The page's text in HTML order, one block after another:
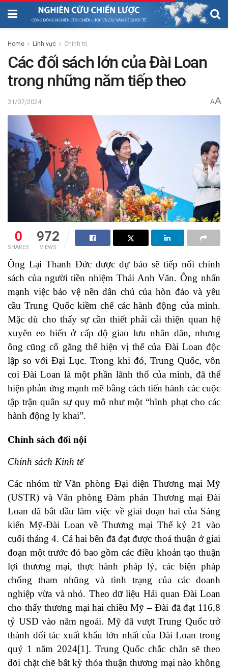
Home Lĩnh vực Chính trị
Các đối sách lớn của Đài Loan
trong những năm tiếp theo
31/07/2024 AA
0
SHARES
972
VIEWS
Ông Lại Thanh Đức được dự báo sẽ tiếp nối chính
sách của người tiền nhiệm Thái Anh Văn. Ông nhấn
mạnh việc bảo vệ nền dân chủ của hòn đảo và yêu
cầu Trung Quốc kiềm chế các hành động của mình.
Mặc dù cho thấy sự cần thiết phải cải thiện quan hệ
xuyên eo biển ở cấp độ giao lưu nhân dân, nhưng
ông cũng cố gắng thể hiện vị thế của Đài Loan độc
lập so với Đại Lục. Trong khi đó, Trung Quốc, vốn
coi Đài Loan là một phần lãnh thổ của mình, đã thể
hiện phản ứng mạnh mẽ bằng cách tiến hành các cuộc
tập trận quân sự quy mô như một “hình phạt cho các
hành động ly khai”.
Chính sách đối nội
Chính sách Kinh tế
Các nhóm từ Văn phòng Đại diện Thương mại Mỹ
(USTR) và Văn phòng Đàm phán Thương mại Đài
Loan đã bắt đầu làm việc về giai đoạn hai của Sáng
kiến Mỹ-Đài Loan về Thương mại Thế kỷ 21 vào
cuối tháng 4. Cả hai bên đã đạt được thoả thuận ở giai
đoạn một trước đó bao gồm các điều khoản tạo thuận
lợi thương mại, thực hành pháp lý, các biện pháp
chống tham nhũng và tình trạng của các doanh
nghiệp vừa và nhỏ. Theo dữ liệu Hải quan Đài Loan
cho thấy thương mại hai chiều Mỹ – Đài đã đạt 116,8
tỷ USD vào năm ngoái. Mỹ đã vượt Trung Quốc trở
thành đối tác xuất khẩu lớn nhất của Đài Loan trong
quý 1 năm 2024[1]. Trung Quốc chắc chắn sẽ theo
dõi chặt chẽ bất kỳ thỏa thuận thương mại nào không